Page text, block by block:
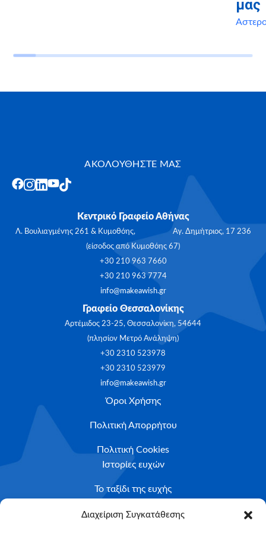
Διαχείριση Συγκατάθεσης
μας
ΑΚΟΛΟΥΘΗΣΤΕ ΜΑΣ
Κεντρικό Γραφείο Αθήνας
Λ. Βουλιαγμένης 261 & Κυμοθόης, Αγ. Δημήτριος, 17 236
(είσοδος από Κυμοθόης 67)
+30 210 963 7660
+30 210 963 7774
info@makeawish.gr
Γραφείο Θεσσαλονίκης
Αρτέμιδος 23-25, Θεσσαλονίκη, 54644
(πλησίον Μετρό Ανάληψη)
+30 2310 523978
+30 2310 523979
info@makeawish.gr
Όροι Χρήσης
Πολιτική Απορρήτου
Πολιτική Cookies
Ιστορίες ευχών
Το ταξίδι της ευχής
Κριτήρια Καταλληλότητας